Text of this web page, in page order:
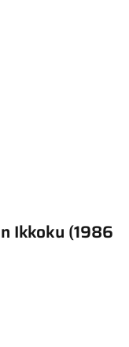
Ikkoku (1986